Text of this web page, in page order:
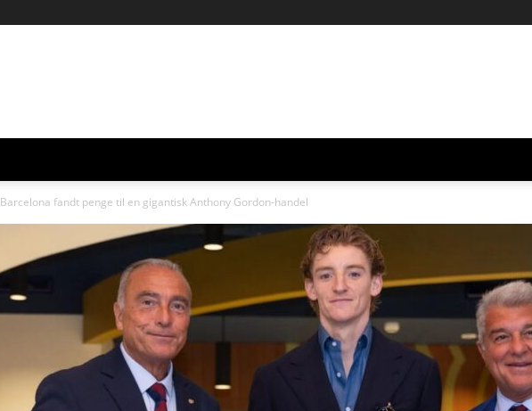
Barcelona fandt penge til en gigantisk Anthony Gordon-handel